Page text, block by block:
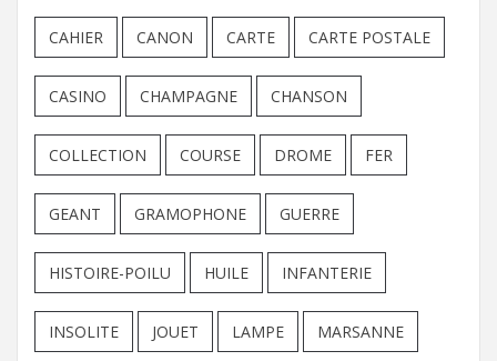
CAHIER CANON CARTE CARTE POSTALE
CASINO CHAMPAGNE CHANSON
COLLECTION COURSE DROME FER
GEANT GRAMOPHONE GUERRE
HISTOIRE-POILU HUILE INFANTERIE
INSOLITE JOUET LAMPE MARSANNE